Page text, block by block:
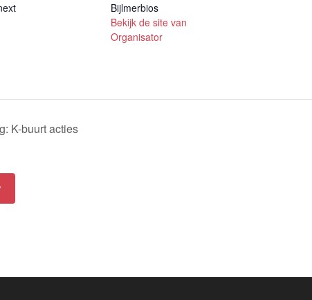
Bijlmerbios
Bekijk de site van
Organisator
K-buurt acties